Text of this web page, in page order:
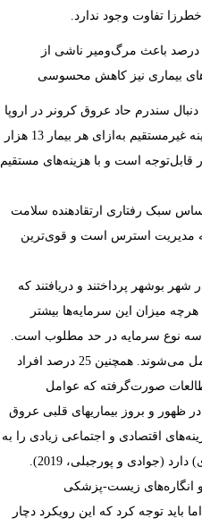
تفاوت وجود ندارد
(2019) گزارش کردند که مداخلات تغذیه‌ای 45 درصد، ترک سیگار 35 درصد و افزایش فعالیت فیزیکی 35 درصد باعث مرگ‌ومیر ناشی از
بیماری نیز کاهش محسوسی
دنبال سندرم حاد عروق کرونر در اروپا
به این نتیجه رسیدند که یک بیمار مبتلا به سندرم حاد عروق کرونر حدود 37 تا 79 روز کار خود را از دست می‌دهد و میانگین هزینه غیرمستقیم به‌ازای هر بیمار 13 هزار
قابل‌توجه است و با هزینه‌های مستقیم
و عروقی بر اساس سبک رفتاری ارتقادهنده سلامت
به مدیریت استرس است و قوی‌ترین
هرچه میزان این سرمایهها بیشتر
سه نوع سرمایه در حد مطلوب است.
می‌شوند. همچنین 25 درصد افراد
صورت‌گرفته که عوامل
در ظهور و بروز بیماریهای قلبی عروق
اقتصادی و اجتماعی زیادی را
به
(جوادی و پورجبلی، 2019)
.
انگاره‌های زیست-پزشکی
توجه کرد که این رویکرد دچار